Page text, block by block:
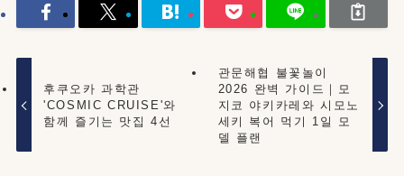
후쿠오카 과학관
'COSMIC CRUISE'와
함께 즐기는 맛집 4선
관문해협 불꽃놀이
2026 완벽 가이드｜모
지코 야키카레와 시모노
세키 복어 먹기 1일 모
델 플랜